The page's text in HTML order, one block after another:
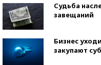
Судьба
завещаний
Бизнес
закупают